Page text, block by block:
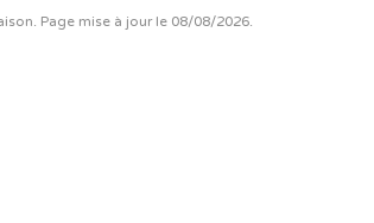
Page mise à jour le 08/08/2026.